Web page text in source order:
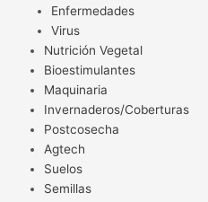
Enfermedades
Virus
Nutrición Vegetal
Bioestimulantes
Maquinaria
Invernaderos/Coberturas
Postcosecha
Agtech
Suelos
Semillas